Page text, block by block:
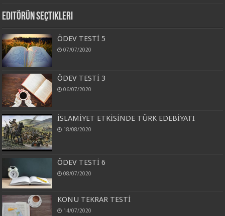
Editörün Seçtikleri
ÖDEV TESTİ 5
07/07/2020
ÖDEV TESTİ 3
06/07/2020
İSLAMİYET ETKİSİNDE TÜRK EDEBİYATI
18/08/2020
ÖDEV TESTİ 6
08/07/2020
KONU TEKRAR TESTİ
14/07/2020